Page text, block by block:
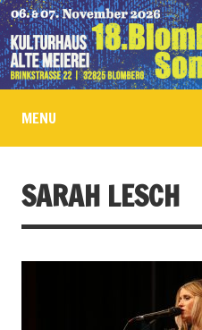
MENU
SARAH LESCH